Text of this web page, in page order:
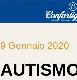
9 Gennaio 2020